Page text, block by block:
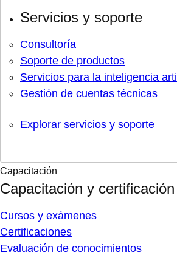
Servicios y soporte
Consultoría
Soporte de productos
Servicios para la inteligencia
Gestión de cuentas técnicas
Explorar servicios y soporte
Capacitación
Capacitación y certificación
Cursos y exámenes
Certificaciones
Evaluación de conocimientos